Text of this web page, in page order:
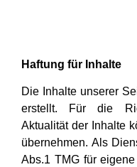
Haftung für Inhalte
Die Inhalte unserer
erstellt. Für die
Aktualität der Inhalte
übernehmen. Als
Abs.1 TMG für